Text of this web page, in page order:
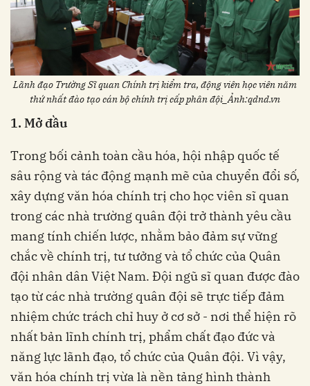
Lãnh đạo Trường Sĩ quan Chính trị kiểm tra, động viên học viên năm
thứ nhất đào tạo cán bộ chính trị cấp phân đội_Ảnh:qdnd.vn
1. Mở đầu
Trong bối cảnh toàn cầu hóa, hội nhập quốc tế
sâu rộng và tác động mạnh mẽ của chuyển đổi số,
xây dựng văn hóa chính trị cho học viên sĩ quan
trong các nhà trường quân đội trở thành yêu cầu
mang tính chiến lược, nhằm bảo đảm sự vững
chắc về chính trị, tư tưởng và tổ chức của Quân
đội nhân dân Việt Nam. Đội ngũ sĩ quan được đào
tạo từ các nhà trường quân đội sẽ trực tiếp đảm
nhiệm chức trách chỉ huy ở cơ sở - nơi thể hiện rõ
nhất bản lĩnh chính trị, phẩm chất đạo đức và
năng lực lãnh đạo, tổ chức của Quân đội. Vì vậy,
văn hóa chính trị vừa là nền tảng hình thành